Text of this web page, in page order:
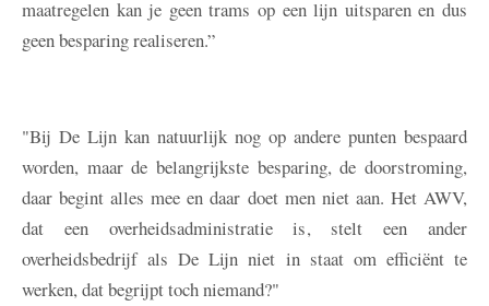
maatregelen kan je geen trams op een lijn uitsparen en dus
geen besparing realiseren.”
"Bij De Lijn kan natuurlijk nog op andere punten bespaard
worden, maar de belangrijkste besparing, de doorstroming,
daar begint alles mee en daar doet men niet aan. Het AWV,
dat een overheidsadministratie is, stelt een ander
overheidsbedrijf als De Lijn niet in staat om efficiënt te
werken, dat begrijpt toch niemand?"